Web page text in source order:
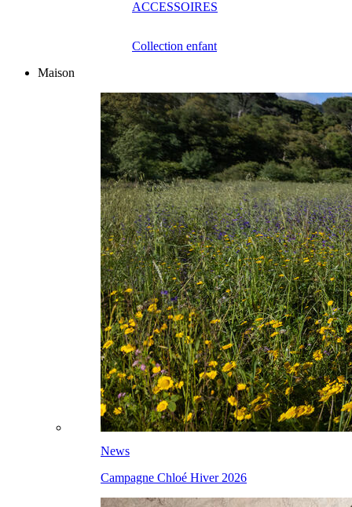
ACCESSOIRES
Collection enfant
Maison
News
Campagne Chloé Hiver 2026